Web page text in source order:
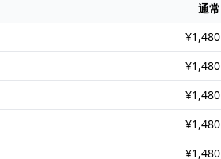
通常
¥1,480
¥1,480
¥1,480
¥1,480
¥1,480